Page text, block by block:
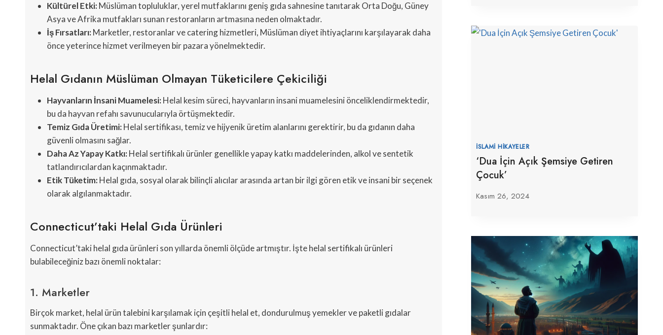
Kültürel Etki:Müslüman topluluklar, yerel mutfaklarını geniş gıda sahnesine tanıtarak Orta Doğu, Güney
Asya ve Afrika mutfakları sunan restoranların artmasına neden olmaktadır.
İş Fırsatları:Marketler, restoranlar ve catering hizmetleri, Müslüman diyet ihtiyaçlarını karşılayarak daha
önce yeterince hizmet verilmeyen bir pazara yönelmektedir.
Helal Gıdanın Müslüman Olmayan Tüketicilere Çekiciliği
Hayvanların İnsani Muamelesi:Helal kesim süreci, hayvanların insani muamelesini önceliklendirmektedir,
bu da hayvan refahı savunucularıyla örtüşmektedir.
Temiz Gıda Üretimi:Helal sertifikası, temiz ve hijyenik üretim alanlarını gerektirir, bu da gıdanın daha
güvenli olmasını sağlar.
Daha Az Yapay Katkı:Helal sertifikalı ürünler genellikle yapay katkı maddelerinden, alkol ve sentetik
tatlandırıcılardan kaçınmaktadır.
Etik Tüketim:Helal gıda, sosyal olarak bilinçli alıcılar arasında artan bir ilgi gören etik ve insani bir seçenek
olarak algılanmaktadır.
Connecticut’taki Helal Gıda Ürünleri
Connecticut’taki helal gıda ürünleri son yıllarda önemli ölçüde artmıştır. İşte helal sertifikalı ürünleri
bulabileceğiniz bazı önemli noktalar:
1. Marketler
Birçok market, helal ürün talebini karşılamak için çeşitli helal et, dondurulmuş yemekler ve paketli gıdalar
sunmaktadır. Öne çıkan bazı marketler şunlardır:
İSLAMI HIKAYELER
‘Dua İçin Açık Şemsiye Getiren
Çocuk’
Kasım 26, 2024